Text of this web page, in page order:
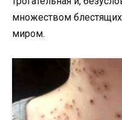
множеством
миром.